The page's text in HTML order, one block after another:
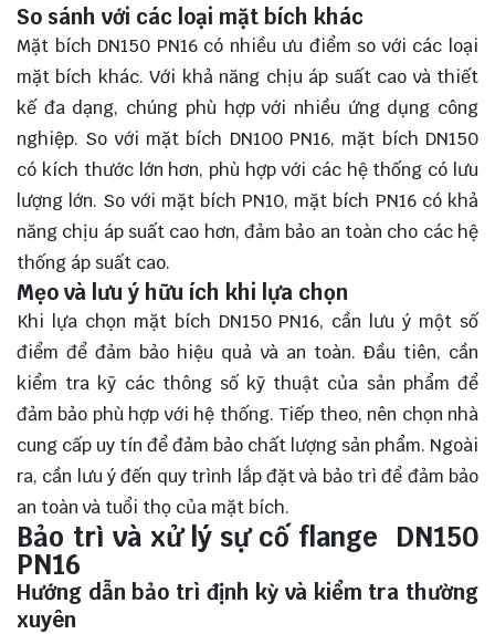
So sánh với các loại mặt bích khác
Mặt bích DN150 PN16 có nhiều ưu điểm so với các loại
mặt bích khác. Với khả năng chịu áp suất cao và thiết
kế đa dạng, chúng phù hợp với nhiều ứng dụng công
nghiệp. So với mặt bích DN100 PN16, mặt bích DN150
có kích thước lớn hơn, phù hợp với các hệ thống có lưu
lượng lớn. So với mặt bích PN10, mặt bích PN16 có khả
năng chịu áp suất cao hơn, đảm bảo an toàn cho các hệ
thống áp suất cao.
Mẹo và lưu ý hữu ích khi lựa chọn
Khi lựa chọn mặt bích DN150 PN16, cần lưu ý một số
điểm để đảm bảo hiệu quả và an toàn. Đầu tiên, cần
kiểm tra kỹ các thông số kỹ thuật của sản phẩm để
đảm bảo phù hợp với hệ thống. Tiếp theo, nên chọn nhà
cung cấp uy tín để đảm bảo chất lượng sản phẩm. Ngoài
ra, cần lưu ý đến quy trình lắp đặt và bảo trì để đảm bảo
an toàn và tuổi thọ của mặt bích.
Bảo trì và xử lý sự cố flange DN150
PN16
Hướng dẫn bảo trì định kỳ và kiểm tra thường
xuyên